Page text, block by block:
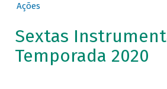
Ações
Sextas
Temporada 2020